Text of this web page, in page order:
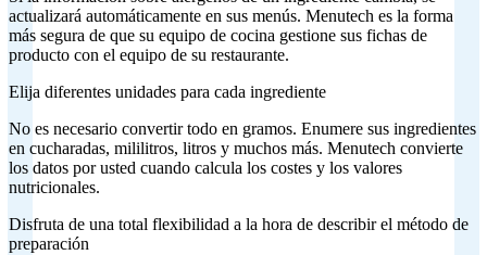
actualizará automáticamente en sus menús. Menutech es la forma
más segura de que su equipo de cocina gestione sus fichas de
producto con el equipo de su restaurante.
Elija diferentes unidades para cada ingrediente
No es necesario convertir todo en gramos. Enumere sus ingredientes
en cucharadas, mililitros, litros y muchos más. Menutech convierte
los datos por usted cuando calcula los costes y los valores
nutricionales.
Disfruta de una total flexibilidad a la hora de describir el método de
preparación